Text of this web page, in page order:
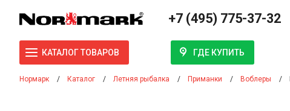
+7 (495) 775-37-32
КАТАЛОГ ТОВАРОВ ГДЕ КУПИТЬ
Нормарк Каталог Летняя рыбалка Приманки Воблеры